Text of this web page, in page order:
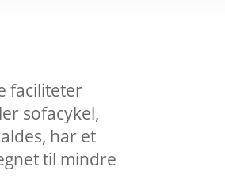
faciliteter
sofacykel,
har et
til mindre